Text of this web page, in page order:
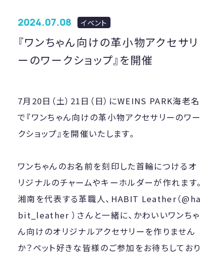
『ワンちゃん向けの革小物アクセサリ
ーのワークショップ』を開催
2024.07.08 イベント
7月20日（土）21日（日）にWEINS PARK海老名
で『ワンちゃん向けの革小物アクセサリーのワー
クショップ』を開催いたします。
ワンちゃんのお名前を刻印した首輪につけるオ
リジナルのチャームやキーホルダーが作れます。
湘南を代表する革職人、HABIT Leather（@ha
bit_leather ）さんと一緒に、かわいいワンちゃ
ん向けのオリジナルアクセサリーを作りません
か？ペット好きな皆様のご参加をお待ちしており